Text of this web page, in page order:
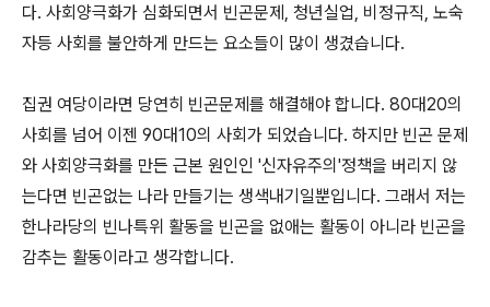
다. 사회양극화가 심화되면서 빈곤문제, 청년실업, 비정규직, 노숙
자등 사회를 불안하게 만드는 요소들이 많이 생겼습니다.
집권 여당이라면 당연히 빈곤문제를 해결해야 합니다. 80대20의
사회를 넘어 이젠 90대10의 사회가 되었습니다. 하지만 빈곤 문제
와 사회양극화를 만든 근본 원인인 '신자유주의'정책을 버리지 않
는다면 빈곤없는 나라 만들기는 생색내기일뿐입니다. 그래서 저는
한나라당의 빈나특위 활동을 빈곤을 없애는 활동이 아니라 빈곤을
감추는 활동이라고 생각합니다.